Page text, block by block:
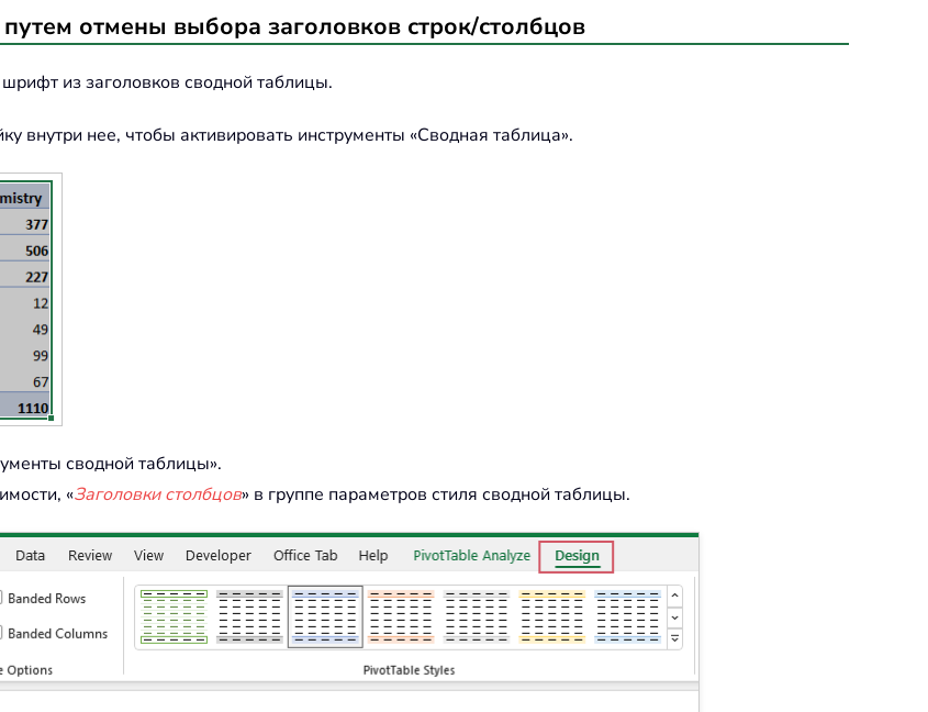
отмены выбора заголовков строк/столбцов
из заголовков сводной таблицы.
внутри нее, чтобы активировать инструменты «Сводная таблица».
сводной таблицы».
«Заголовки столбцов» в группе параметров стиля сводной таблицы.